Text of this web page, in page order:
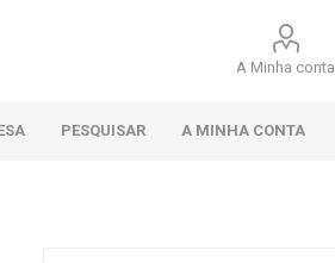
A Minha conta
PESQUISAR A MINHA CONTA